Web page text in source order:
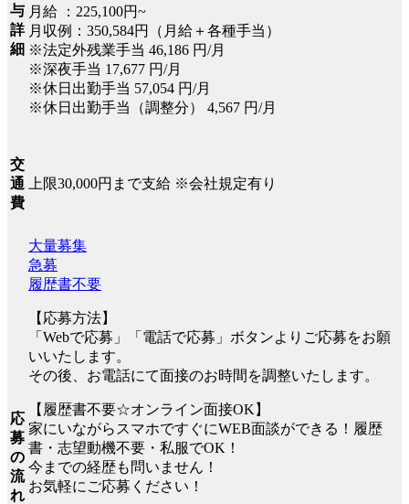
与
詳
細
月給 ：225,100円~
月収例：350,584円（月給＋各種手当）
※法定外残業手当 46,186 円/月
※深夜手当 17,677 円/月
※休日出勤手当 57,054 円/月
※休日出勤手当（調整分） 4,567 円/月
交
通
費
上限30,000円まで支給 ※会社規定有り
応
募
の
流
れ
大量募集
急募
履歴書不要
【応募方法】
「Webで応募」「電話で応募」ボタンよりご応募をお願
いいたします。
その後、お電話にて面接のお時間を調整いたします。
【履歴書不要☆オンライン面接OK】
家にいながらスマホですぐにWEB面談ができる！履歴
書・志望動機不要・私服でOK！
今までの経歴も問いません！
お気軽にご応募ください！